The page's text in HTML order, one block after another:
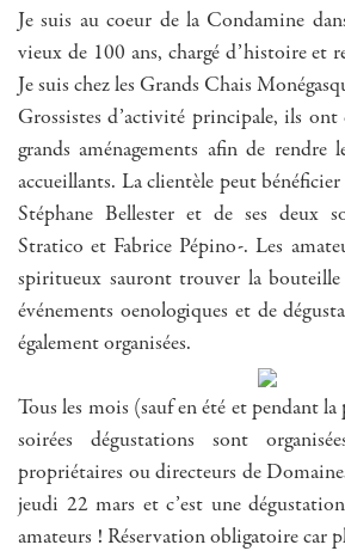
Je suis au coeur de la Condamine
vieux de 100 ans, chargé d’histoire et
Je suis chez les Grands Chais
Grossistes d’activité principale, ils
grands aménagements afin de rendre
accueillants. La clientèle peut bénéficier
Stéphane Bellester et de ses deux
Stratico et Fabrice Pépino-. Les
spiritueux sauront trouver la bouteille
événements oenologiques et de
également organisées.
Tous les mois (sauf en été et pendant
soirées dégustations sont
propriétaires ou directeurs de
jeudi 22 mars et c’est une
amateurs ! Réservation obligatoire car